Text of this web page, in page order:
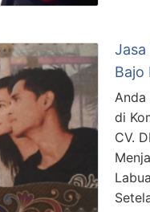
Bajo
di
CV.